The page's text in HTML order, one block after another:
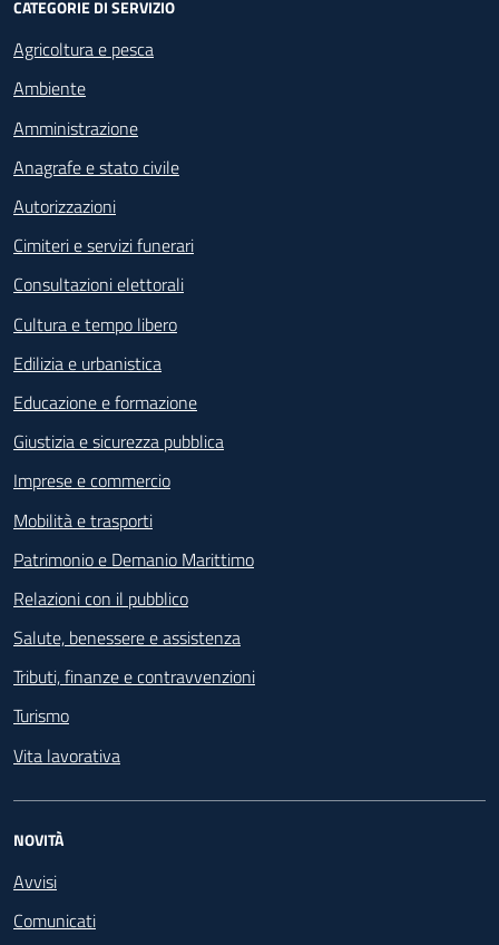
CATEGORIE DI SERVIZIO
Agricoltura e pesca
Ambiente
Amministrazione
Anagrafe e stato civile
Autorizzazioni
Cimiteri e servizi funerari
Consultazioni elettorali
Cultura e tempo libero
Edilizia e urbanistica
Educazione e formazione
Giustizia e sicurezza pubblica
Imprese e commercio
Mobilità e trasporti
Patrimonio e Demanio Marittimo
Relazioni con il pubblico
Salute, benessere e assistenza
Tributi, finanze e contravvenzioni
Turismo
Vita lavorativa
NOVITÀ
Avvisi
Comunicati